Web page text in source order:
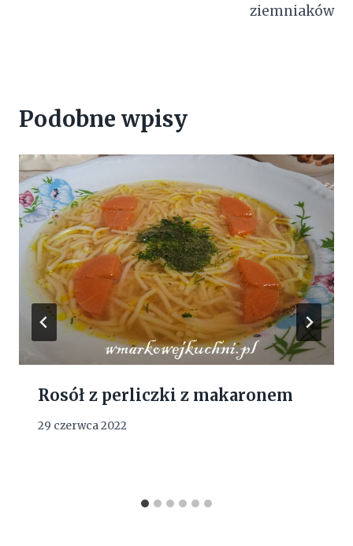
ziemniaków
Podobne wpisy
Rosół z perliczki z makaronem
29 czerwca 2022